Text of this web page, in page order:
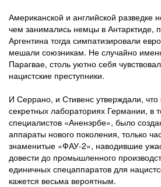
Американской и английской разведке
чем занимались немцы в Антарктиде,
Аргентина тогда симпатизировали
мешали союзникам. Не случайно
Парагвае, столь уютно себя
нацистские преступники.
И Серрано, и Стивенс утверждали, что
секретных лабораториях Германии, в
специалистов «Аненэрбе», было
аппараты нового поколения, только
знаменитые «ФАУ-2», наводившие
довести до промышленного
единичных спецаппаратов для
кажется весьма вероятным.